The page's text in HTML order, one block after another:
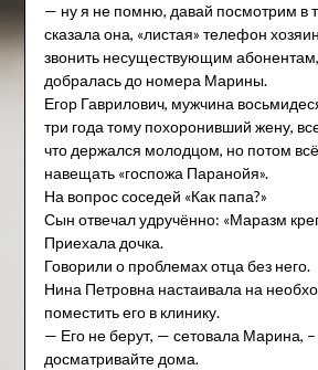
— ну я не помню, давай посмотрим в
сказала она, «листая» телефон
звонить несуществующим
добралась до номера Марины.
Егор Гаврилович, мужчина
три года тому похоронивший жену,
что держался молодцом, но потом
навещать «госпожа Паранойя».
На вопрос соседей «Как папа?»
Сын отвечал удручённо: «Маразм
Приехала дочка.
Говорили о проблемах отца без него.
Нина Петровна настаивала на
поместить его в клинику.
— Его не берут, — сетовала Марина, –
досматривайте дома.